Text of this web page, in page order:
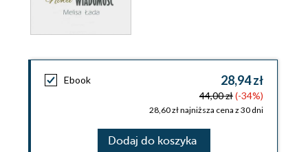
Ebook 28,94 zł
44,00 zł(-34%)
28,60 zł najniższa cena z 30 dni
Dodaj do koszyka